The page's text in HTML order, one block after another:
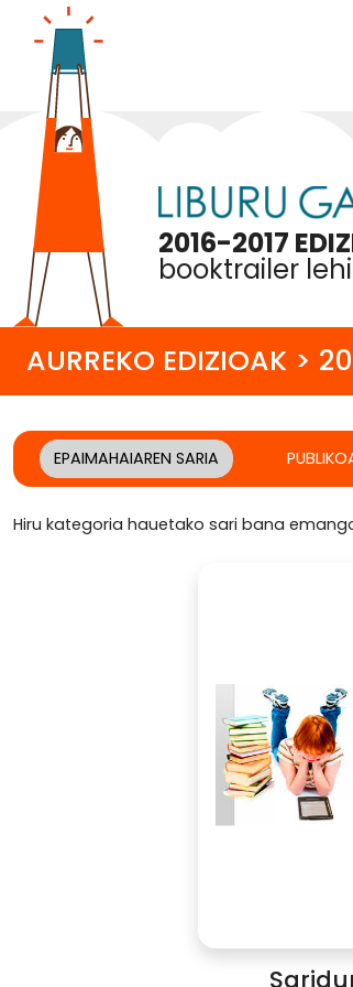
2016-2017
booktrailer
AURREKO EDIZIOAK >
EPAIMAHAIAREN SARIA
Hiru kategoria hauetako sari bana